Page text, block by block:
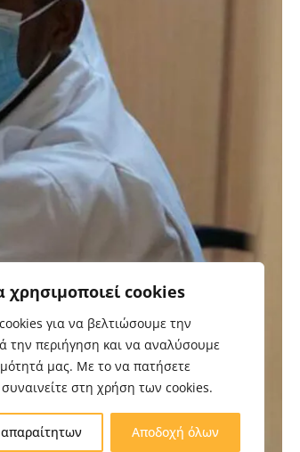
χρησιμοποιεί cookies
για να βελτιώσουμε την
την περιήγηση και να αναλύσουμε
μας. Με το να πατήσετε
στη χρήση των cookies.
Αποδοχή όλων